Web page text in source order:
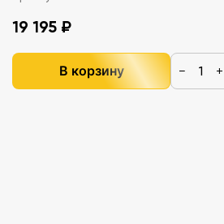
19 195 ₽
В корзину − +